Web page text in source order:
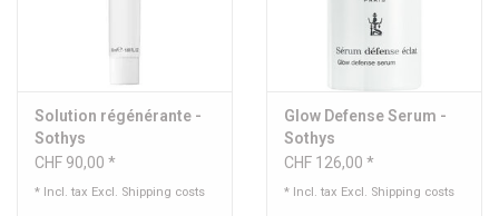
Solution régénérante -
Sothys
CHF 90,00 *
* Incl. tax Excl. Shipping costs
Glow Defense Serum -
Sothys
CHF 126,00 *
* Incl. tax Excl. Shipping costs